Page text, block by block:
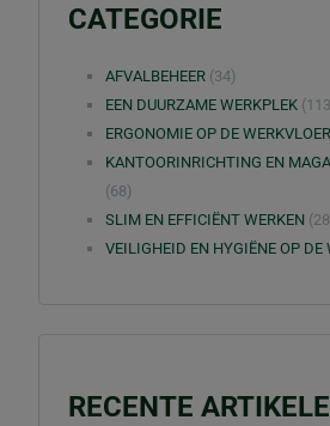
CATEGORIE
AFVALBEHEER(34)
EEN DUURZAME WERKPLEK
ERGONOMIE OP DE WERKVLOER
KANTOORINRICHTING EN
(68)
SLIM EN EFFICIËNT WERKEN
VEILIGHEID EN HYGIËNE OP DE
RECENTE